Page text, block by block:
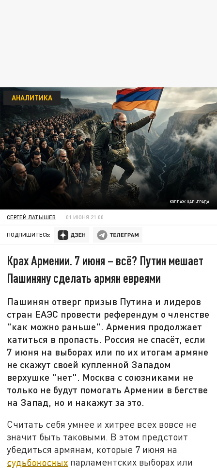
КОЛЛАЖ ЦАРЬГРАДА.
АНАЛИТИКА
СЕРГЕЙ ЛАТЫШЕВ 01 ИЮНЯ 21:00
ПОДПИШИТЕСЬ:
Крах Армении. 7 июня – всё? Путин мешает
Пашиняну сделать армян евреями
Пашинян отверг призыв Путина и лидеров
стран ЕАЭС провести референдум о членстве
"как можно раньше". Армения продолжает
катиться в пропасть. Россия не спасёт, если
7 июня на выборах или по их итогам армяне
не скажут своей купленной Западом
верхушке "нет". Москва с союзниками не
только не будут помогать Армении в бегстве
на Запад, но и накажут за это.
Считать себя умнее и хитрее всех вовсе не
значит быть таковыми. В этом предстоит
убедиться армянам, которые 7 июня на
судьбоносных парламентских выборах или